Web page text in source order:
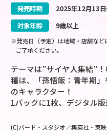
発売時期
2025年12月13日
対象年齢
9歳以上
※発売日（予定）は地域・店舗など
ご了承ください。
テーマは”サイヤ人集結”
種は、「孫悟飯：青年期
のキャラクター！
1パックに1枚、デジタル
(C)バード・スタジオ／集英社・東